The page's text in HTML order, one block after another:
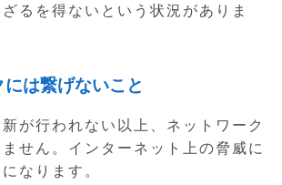
るを得ないという状況がありま
は繋げないこと
が行われない以上、ネットワーク
せん。インターネット上の脅威に
なります。